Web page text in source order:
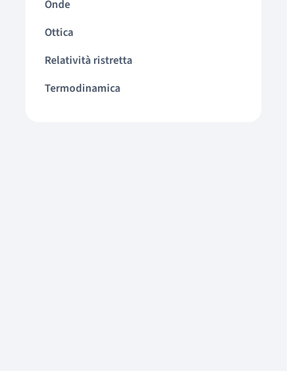
Onde
Ottica
Relatività ristretta
Termodinamica